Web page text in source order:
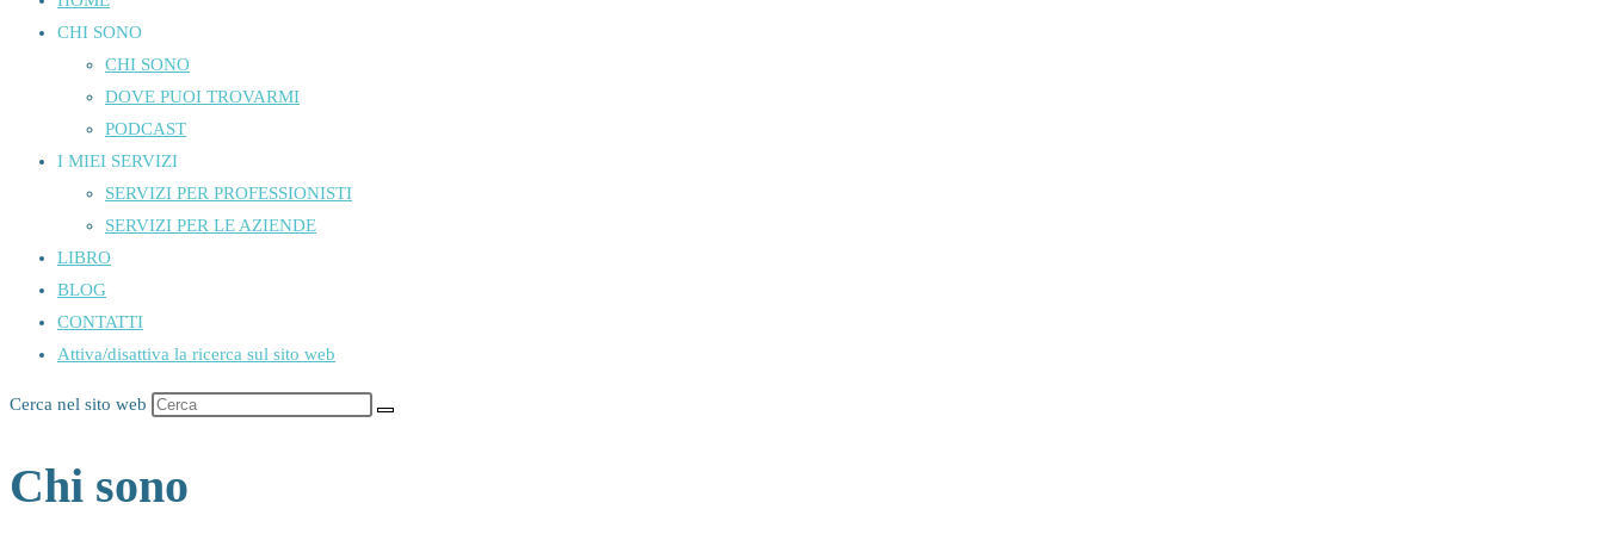
CHI SONO
CHI SONO
DOVE PUOI TROVARMI
PODCAST
I MIEI SERVIZI
SERVIZI PER PROFESSIONISTI
SERVIZI PER LE AZIENDE
LIBRO
BLOG
CONTATTI
Attiva/disattiva la ricerca sul sito web
Cerca nel sito web
Chi sono